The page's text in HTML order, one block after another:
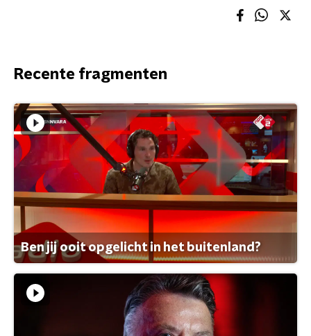
Recente fragmenten
Ben jij ooit opgelicht in het buitenland?